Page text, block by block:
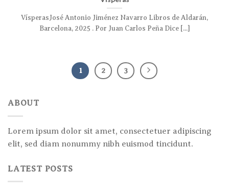
VísperasJosé Antonio Jiménez Navarro Libros de Aldarán,
Barcelona, 2025 . Por Juan Carlos Peña Dice [...]
1 2 3
ABOUT
Lorem ipsum dolor sit amet, consectetuer adipiscing
elit, sed diam nonummy nibh euismod tincidunt.
LATEST POSTS